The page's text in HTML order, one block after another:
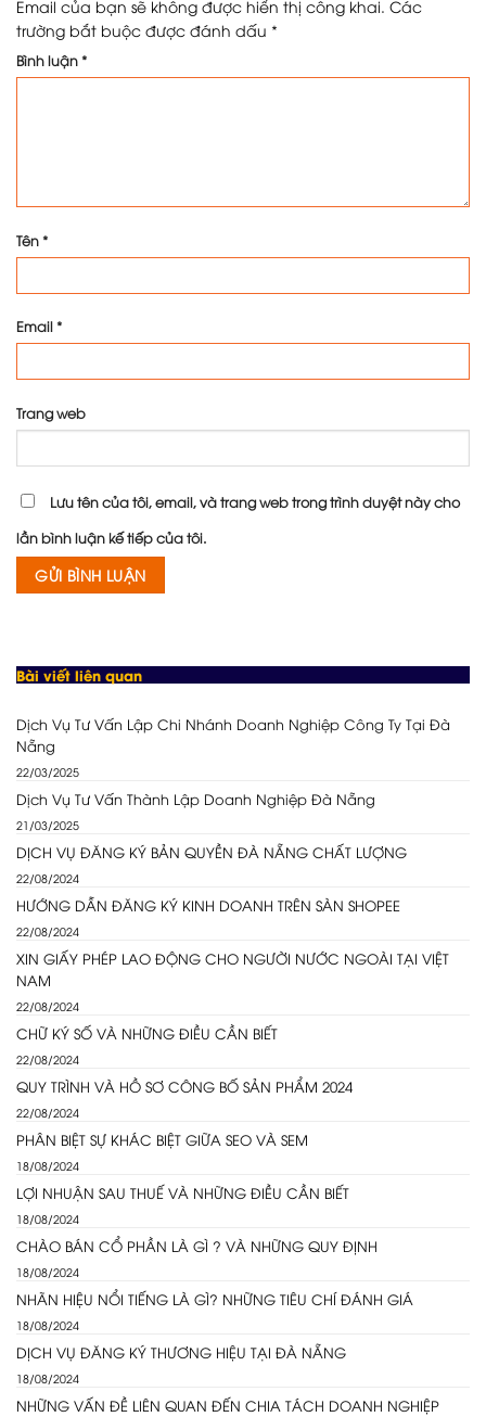
Email của bạn sẽ không được hiển thị công khai. Các
trường bắt buộc được đánh dấu *
Bình luận *
Tên *
Email *
Trang web
Lưu tên của tôi, email, và trang web trong trình duyệt này cho
lần bình luận kế tiếp của tôi.
Bài viết liên quan
Dịch Vụ Tư Vấn Lập Chi Nhánh Doanh Nghiệp Công Ty Tại Đà
Nẵng
22/03/2025
Dịch Vụ Tư Vấn Thành Lập Doanh Nghiệp Đà Nẵng
21/03/2025
DỊCH VỤ ĐĂNG KÝ BẢN QUYỀN ĐÀ NẴNG CHẤT LƯỢNG
22/08/2024
HƯỚNG DẪN ĐĂNG KÝ KINH DOANH TRÊN SÀN SHOPEE
22/08/2024
XIN GIẤY PHÉP LAO ĐỘNG CHO NGƯỜI NƯỚC NGOÀI TẠI VIỆT
NAM
22/08/2024
CHỮ KÝ SỐ VÀ NHỮNG ĐIỀU CẦN BIẾT
22/08/2024
QUY TRÌNH VÀ HỒ SƠ CÔNG BỐ SẢN PHẨM 2024
22/08/2024
PHÂN BIỆT SỰ KHÁC BIỆT GIỮA SEO VÀ SEM
18/08/2024
LỢI NHUẬN SAU THUẾ VÀ NHỮNG ĐIỀU CẦN BIẾT
18/08/2024
CHÀO BÁN CỔ PHẦN LÀ GÌ ? VÀ NHỮNG QUY ĐỊNH
18/08/2024
NHÃN HIỆU NỔI TIẾNG LÀ GÌ? NHỮNG TIÊU CHÍ ĐÁNH GIÁ
18/08/2024
DỊCH VỤ ĐĂNG KÝ THƯƠNG HIỆU TẠI ĐÀ NẴNG
18/08/2024
NHỮNG VẤN ĐỀ LIÊN QUAN ĐẾN CHIA TÁCH DOANH NGHIỆP